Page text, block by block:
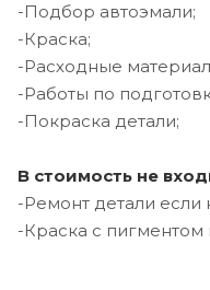
-Подбор автоэмали;
-Краска;
-Расходные
-Работы по
-Покраска детали;
В стоимость не
-Ремонт детали если
-Краска с пигментом